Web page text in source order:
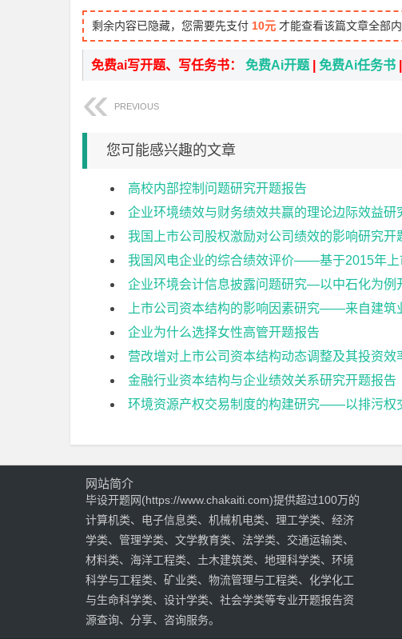
剩余内容已隐藏，您需要先支付 10元 才能查看该篇文章全部内
免费ai写开题、写任务书： 免费Ai开题 免费Ai任务书
PREVIOUS
您可能感兴趣的文章
高校内部控制问题研究开题报告
企业环境绩效与财务绩效共赢的理论边际效益研
我国上市公司股权激励对公司绩效的影响研究开
我国风电企业的综合绩效评价——基于2015年上
企业环境会计信息披露问题研究—以中石化为例
上市公司资本结构的影响因素研究——来自建筑
企业为什么选择女性高管开题报告
营改增对上市公司资本结构动态调整及其投资效
金融行业资本结构与企业绩效关系研究开题报告
环境资源产权交易制度的构建研究——以排污权
网站简介
毕设开题网(https://www.chakaiti.com)提供超过100万的
计算机类、电子信息类、机械机电类、理工学类、经济
学类、管理学类、文学教育类、法学类、交通运输类、
材料类、海洋工程类、土木建筑类、地理科学类、环境
科学与工程类、矿业类、物流管理与工程类、化学化工
与生命科学类、设计学类、社会学类等专业开题报告资
源查询、分享、咨询服务。